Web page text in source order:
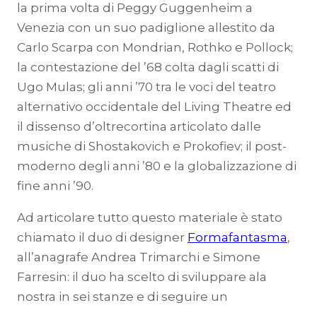
la prima volta di Peggy Guggenheim a
Venezia con un suo padiglione allestito da
Carlo Scarpa con Mondrian, Rothko e Pollock;
la contestazione del ’68 colta dagli scatti di
Ugo Mulas; gli anni ’70 tra le voci del teatro
alternativo occidentale del Living Theatre ed
il dissenso d’oltrecortina articolato dalle
musiche di Shostakovich e Prokofiev; il post-
moderno degli anni ’80 e la globalizzazione di
fine anni ’90.
Ad articolare tutto questo materiale è stato
chiamato il duo di designer Formafantasma,
all’anagrafe Andrea Trimarchi e Simone
Farresin: il duo ha scelto di sviluppare ala
nostra in sei stanze e di seguire un